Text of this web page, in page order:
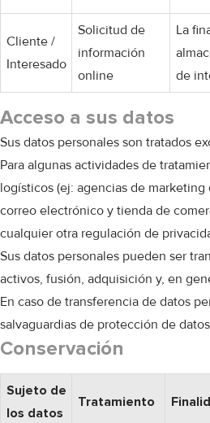
Cliente /
Interesado
Solicitud de
información
online
La
de
Acceso a sus datos
Sus datos personales son tratados
Para algunas actividades de
logísticos (ej: agencias de
correo electrónico y tienda de
cualquier otra regulación de
Sus datos personales pueden ser
activos, fusión, adquisición y, en
En caso de transferencia de datos
salvaguardias de protección de
Conservación
Sujeto de
los datos
Tratamiento